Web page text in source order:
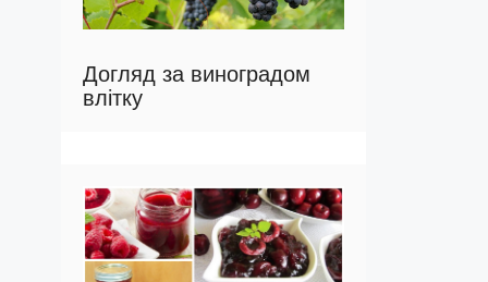
Догляд за виноградом
влітку